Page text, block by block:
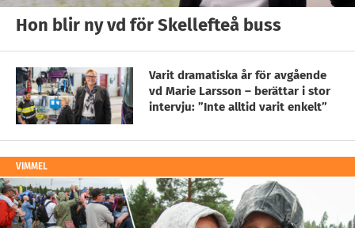
Hon blir ny vd för Skellefteå buss
Varit dramatiska år för avgående
vd Marie Larsson – berättar i stor
intervju: ”Inte alltid varit enkelt”
VIMMEL